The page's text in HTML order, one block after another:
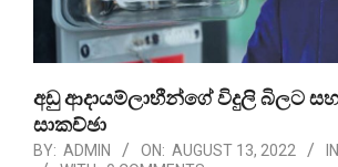
අඩු ආදායම්ලාභීන්ගේ විදුලි බිලට
සාකච්ඡා
BY: ADMIN ON: AUGUST 13, 2022